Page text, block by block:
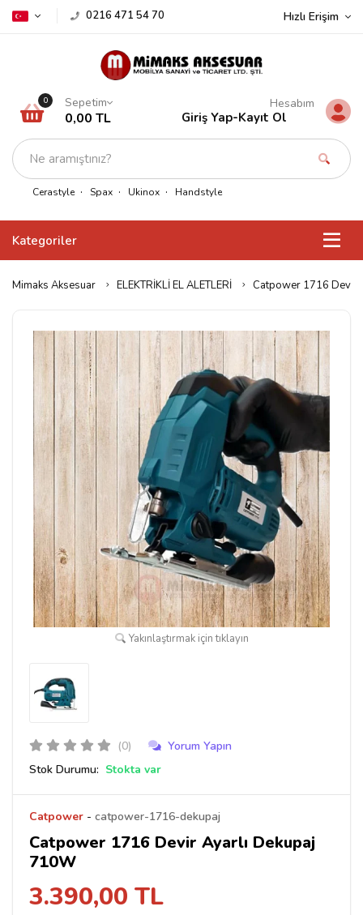
0216 471 54 70 Hızlı Erişim
Cerastyle Spax Ukinox Handstyle
0 Sepetim
0,00 TL
Hesabım
Giriş Yap-Kayıt Ol
Kategoriler
Mimaks Aksesuar ELEKTRİKLİ EL ALETLERİ Catpower 1716 Devir
Yakınlaştırmak için tıklayın
(0)
Yorum Yapın
Stok Durumu: Stokta var
Catpower - catpower-1716-dekupaj
Catpower 1716 Devir Ayarlı Dekupaj
710W
3.390,00 TL